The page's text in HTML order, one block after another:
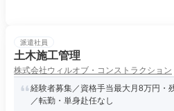
派遣社員
土木施工管理
株式会社ウィルオブ・コンストラクション
経験者募集／資格手当最大月8万円・
／転勤・単身赴任なし